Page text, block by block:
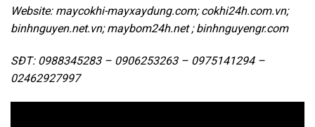
Website: maycokhi-mayxaydung.com; cokhi24h.com.vn;
binhnguyen.net.vn; maybom24h.net ; binhnguyengr.com
SĐT: 0988345283 – 0906253263 – 0975141294 –
02462927997